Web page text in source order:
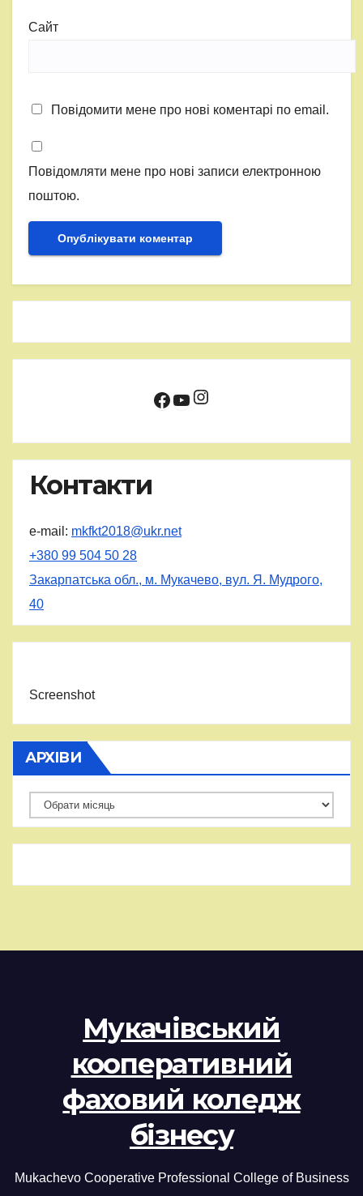
Сайт
Повідомити мене про нові коментарі по email.
Повідомляти мене про нові записи електронною
поштою.
Facebook
YouTube
Instagram
Контакти
e-mail: mkfkt2018@ukr.net
+380 99 504 50 28
Закарпатська обл., м. Мукачево, вул. Я. Мудрого,
40
Screenshot
АРХІВИ
Архіви
Мукачівський
кооперативний
фаховий коледж
бізнесу
Mukachevo Cooperative Professional College of Business